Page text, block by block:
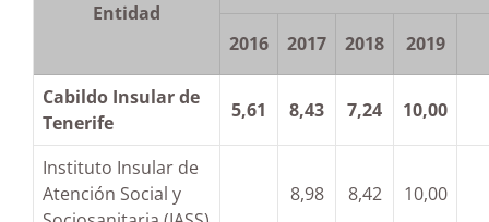
Entidad
2016 2017 2018 2019
Cabildo Insular de
Tenerife
5,61 8,43 7,24 10,00
Instituto Insular de
Atención Social y
8,98 8,42 10,00